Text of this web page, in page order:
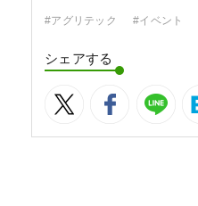
#アグリテック #イベント
シェアする